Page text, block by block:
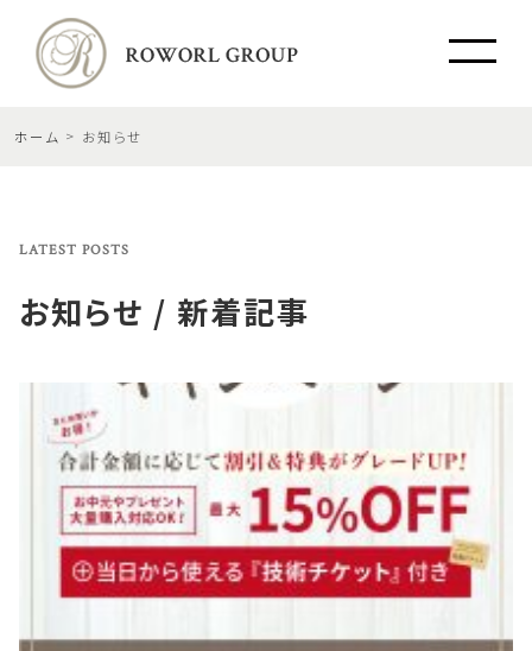
ホーム お知らせ
LATEST POSTS
お知らせ / 新着記事